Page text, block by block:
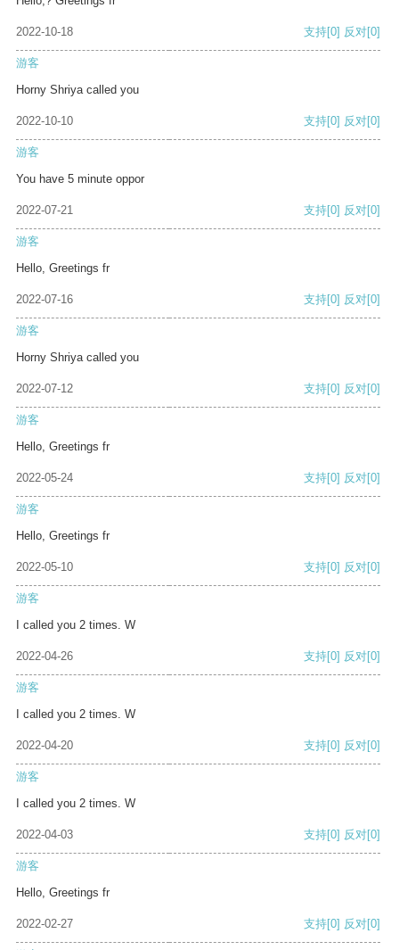
2022-10-18 支持[0] 反对[0]
游客
Horny Shriya called you
2022-10-10 支持[0] 反对[0]
游客
You have 5 minute oppor
2022-07-21 支持[0] 反对[0]
游客
Hello, Greetings fr
2022-07-16 支持[0] 反对[0]
游客
Horny Shriya called you
2022-07-12 支持[0] 反对[0]
游客
Hello, Greetings fr
2022-05-24 支持[0] 反对[0]
游客
Hello, Greetings fr
2022-05-10 支持[0] 反对[0]
游客
I called you 2 times. W
2022-04-26 支持[0] 反对[0]
游客
I called you 2 times. W
2022-04-20 支持[0] 反对[0]
游客
I called you 2 times. W
2022-04-03 支持[0] 反对[0]
游客
Hello, Greetings fr
2022-02-27 支持[0] 反对[0]